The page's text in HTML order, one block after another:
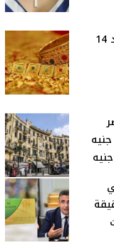
انقطاع الكهرباء غدًا الأحد 14
بالبنوك 48.27 جنيه
في
60 دقيقة